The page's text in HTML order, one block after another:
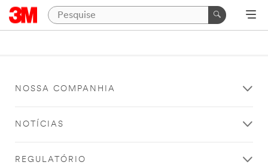
NOSSA COMPANHIA
NOTÍCIAS
REGULATÓRIO